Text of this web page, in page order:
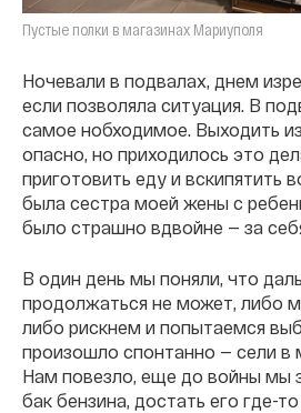
Пустые полки в магазинах Мариуполя
Ночевали в подвалах, днем
если позволяла ситуация. В
самое нобходимое. Выходить
опасно, но приходилось это
приготовить еду и вскипятить
была сестра моей жены с
было страшно вдвойне — за
В один день мы поняли, что
продолжаться не может, либо
либо рискнем и попытаемся
произошло спонтанно — сели в
Нам повезло, еще до войны мы
бак бензина, достать его где-